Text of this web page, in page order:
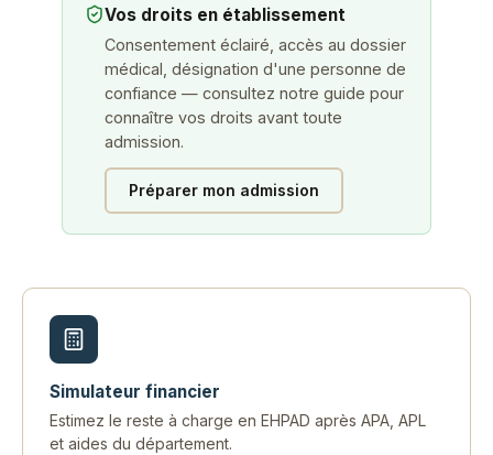
Vos droits en établissement
Consentement éclairé, accès au dossier
médical, désignation d'une personne de
confiance — consultez notre guide pour
connaître vos droits avant toute
admission.
Préparer mon admission
Simulateur financier
Estimez le reste à charge en EHPAD après APA, APL
et aides du département.